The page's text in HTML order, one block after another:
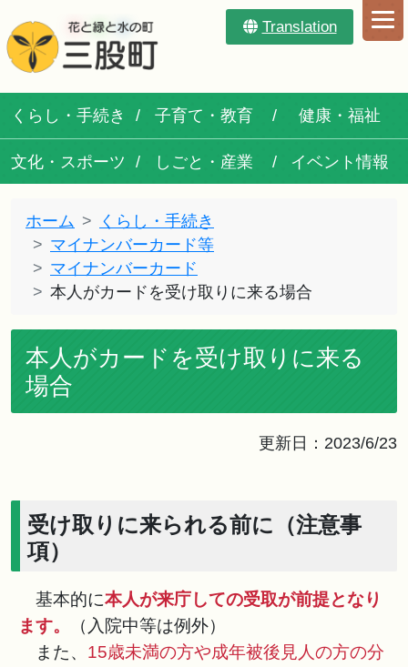
Translation
くらし・手続き 子育て・教育 健康・福祉
文化・スポーツ しごと・産業 イベント情報
ホーム
くらし・手続き
マイナンバーカード等
マイナンバーカード
本人がカードを受け取りに来る場合
本人がカードを受け取りに来る
場合
更新日：2023/6/23
受け取りに来られる前に（注意事
項）
基本的に本人が来庁しての受取が前提となり
ます。
（入院中等は例外）
また、 15歳未満の方や成年被後見人の方の分